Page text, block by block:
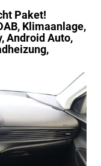
Paket!
Klimaanlage,
Android Auto,